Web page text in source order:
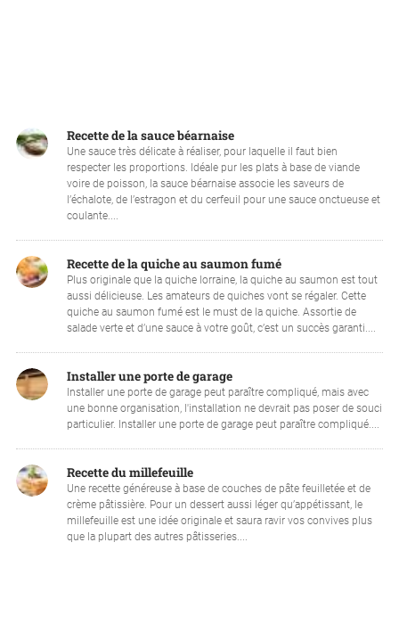
Recette de la sauce béarnaise
Une sauce très délicate à réaliser, pour laquelle il faut bien
respecter les proportions. Idéale pur les plats à base de viande
voire de poisson, la sauce béarnaise associe les saveurs de
l’échalote, de l’estragon et du cerfeuil pour une sauce onctueuse et
coulante....
Recette de la quiche au saumon fumé
Plus originale que la quiche lorraine, la quiche au saumon est tout
aussi délicieuse. Les amateurs de quiches vont se régaler. Cette
quiche au saumon fumé est le must de la quiche. Assortie de
salade verte et d’une sauce à votre goût, c’est un succès garanti....
Installer une porte de garage
Installer une porte de garage peut paraître compliqué, mais avec
une bonne organisation, l'installation ne devrait pas poser de souci
particulier. Installer une porte de garage peut paraître compliqué....
Recette du millefeuille
Une recette généreuse à base de couches de pâte feuilletée et de
crème pâtissière. Pour un dessert aussi léger qu’appétissant, le
millefeuille est une idée originale et saura ravir vos convives plus
que la plupart des autres pâtisseries....